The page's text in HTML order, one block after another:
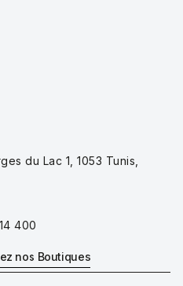
du Lac 1, 1053 Tunis,
400
nos Boutiques